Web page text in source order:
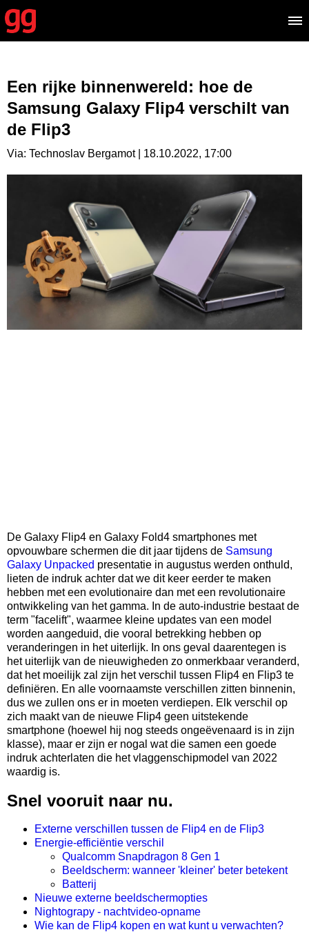
Een rijke binnenwereld: hoe de
Samsung Galaxy Flip4 verschilt van
de Flip3
Via: Technoslav Bergamot | 18.10.2022, 17:00
De Galaxy Flip4 en Galaxy Fold4 smartphones met
opvouwbare schermen die dit jaar tijdens de Samsung
Galaxy Unpacked presentatie in augustus werden onthuld,
lieten de indruk achter dat we dit keer eerder te maken
hebben met een evolutionaire dan met een revolutionaire
ontwikkeling van het gamma. In de auto-industrie bestaat de
term "facelift", waarmee kleine updates van een model
worden aangeduid, die vooral betrekking hebben op
veranderingen in het uiterlijk. In ons geval daarentegen is
het uiterlijk van de nieuwigheden zo onmerkbaar veranderd,
dat het moeilijk zal zijn het verschil tussen Flip4 en Flip3 te
definiëren. En alle voornaamste verschillen zitten binnenin,
dus we zullen ons er in moeten verdiepen. Elk verschil op
zich maakt van de nieuwe Flip4 geen uitstekende
smartphone (hoewel hij nog steeds ongeëvenaard is in zijn
klasse), maar er zijn er nogal wat die samen een goede
indruk achterlaten die het vlaggenschipmodel van 2022
waardig is.
Snel vooruit naar nu.
Externe verschillen tussen de Flip4 en de Flip3
Energie-efficiëntie verschil
Qualcomm Snapdragon 8 Gen 1
Beeldscherm: wanneer 'kleiner' beter betekent
Batterij
Nieuwe externe beeldschermopties
Nightograpy - nachtvideo-opname
Wie kan de Flip4 kopen en wat kunt u verwachten?